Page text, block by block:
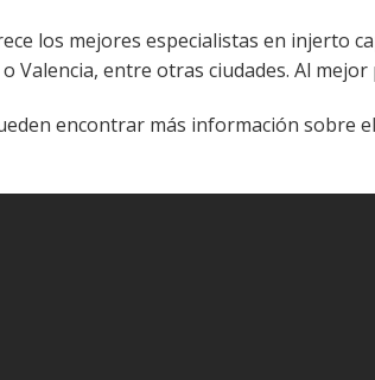
los mejores especialistas en injerto
Valencia, entre otras ciudades. Al
encontrar más información sobre el